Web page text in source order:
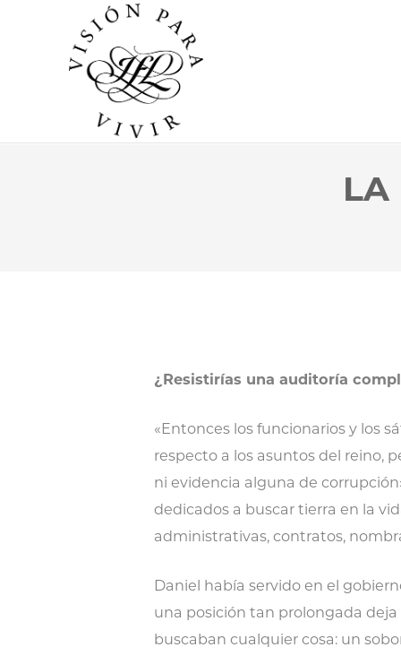
LA
¿Resistirías una auditoría
«Entonces los funcionarios y los
respecto a los asuntos del reino,
ni evidencia alguna de
dedicados a buscar tierra en la
administrativas, contratos,
Daniel había servido en el
una posición tan prolongada
buscaban cualquier cosa: un